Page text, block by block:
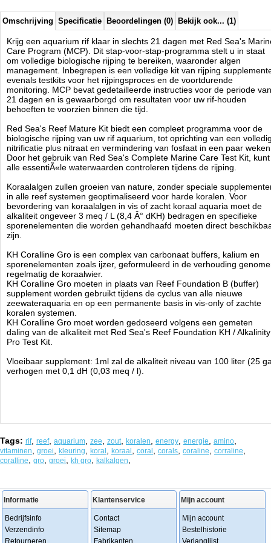
Red Sea
Manufactured by:Red Sea
Model:RED-22005
Product ID:
3.2185 119.95 119.95 Available from: Aquariumonderdelen.nl 2026-08-22
Pre-OrderNew
Omschrijving Specificatie Beoordelingen (0) Bekijk ook... (1)
Krijg een aquarium rif klaar in slechts 21 dagen met Red Sea's
Care Program (MCP). Dit stap-voor-stap-programma stelt u in staat
om volledige biologische rijping te bereiken, waaronder algen
management. Inbegrepen is een volledige kit van rijping
evenals testkits voor het rijpingsproces en de voortdurende
monitoring. MCP bevat gedetailleerde instructies voor de periode van
21 dagen en is gewaarborgd om resultaten voor uw rif-houden
behoeften te voorzien binnen die tijd.
Red Sea's Reef Mature Kit biedt een compleet programma voor de
biologische rijping van uw rif aquarium, tot oprichting van een
nitrificatie plus nitraat en vermindering van fosfaat in een paar
Door het gebruik van Red Sea's Complete Marine Care Test Kit,
alle essentiÃ«le waterwaarden controleren tijdens de rijping.
Koraalalgen zullen groeien van nature, zonder speciale
in alle reef systemen geoptimaliseerd voor harde koralen. Voor
bevordering van koraalalgen in vis of zacht koraal aquaria moet de
alkaliteit ongeveer 3 meq / L (8,4 Â° dKH) bedragen en specifieke
sporenelementen die worden gehandhaafd moeten direct
zijn.
KH Coralline Gro is een complex van carbonaat buffers, kalium en
sporenelementen zoals ijzer, geformuleerd in de verhouding
regelmatig de koraalwier.
KH Coralline Gro moeten in plaats van Reef Foundation B (buffer)
supplement worden gebruikt tijdens de cyclus van alle nieuwe
zeewateraquaria en op een permanente basis in vis-only of zachte
koralen systemen.
KH Coralline Gro moet worden gedoseerd volgens een gemeten
daling van de alkaliteit met Red Sea's Reef Foundation KH / Alkalinity
Pro Test Kit.
Vloeibaar supplement: 1ml zal de alkaliteit niveau van 100 liter (25
verhogen met 0,1 dH (0,03 meq / l).
Tags: rif, reef, aquarium zee zout koralen energy energie amino
vitaminen groei kleuring koral koraal coral corals coraline corraline
coralline gro groei kh gro kalkalgen
Informatie
Bedrijfsinfo
Verzendinfo
Retourneren
Klantenservice
Contact
Sitemap
Fabrikanten
Mijn account
Mijn account
Bestelhistorie
Verlanglijst